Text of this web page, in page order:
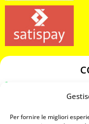
Per fornire le migliori